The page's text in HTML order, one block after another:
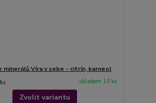
minerálů Víra v sebe - citrín, karneol
ks skladem 10 ks
Zvolit variantu